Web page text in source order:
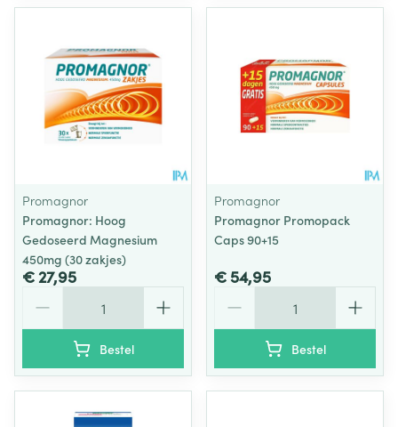
Promagnor
Promagnor: Hoog
Gedoseerd Magnesium
450mg (30 zakjes)
€ 27,95
Bestel
Promagnor
Promagnor Promopack
Caps 90+15
€ 54,95
Bestel